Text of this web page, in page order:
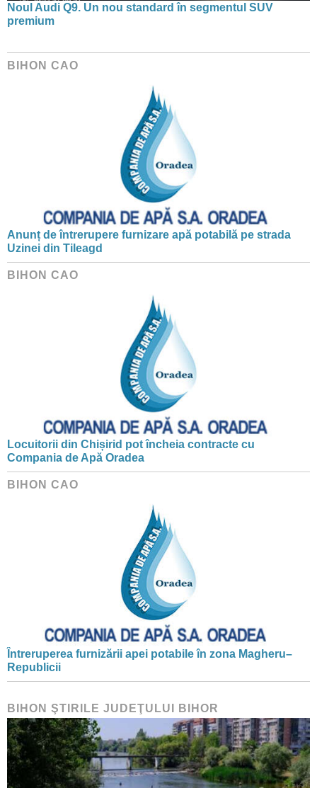
Noul Audi Q9. Un nou standard în segmentul SUV
premium
BIHON CAO
Anunț de întrerupere furnizare apă potabilă pe strada
Uzinei din Tileagd
BIHON CAO
Locuitorii din Chișirid pot încheia contracte cu
Compania de Apă Oradea
BIHON CAO
Întreruperea furnizării apei potabile în zona Magheru–
Republicii
BIHON ŞTIRILE JUDEŢULUI BIHOR